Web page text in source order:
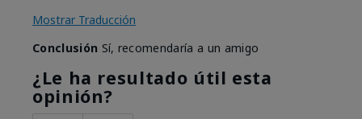
Mostrar Traducción
Conclusión Sí, recomendaría a un amigo
¿Le ha resultado útil esta
opinión?